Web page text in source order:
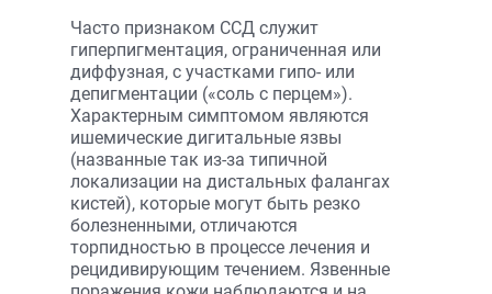
Часто признаком ССД служит
гиперпигментация, ограниченная или
диффузная, с участками гипо- или
депигментации («соль с перцем»).
Характерным симптомом являются
ишемические дигитальные язвы
(названные так из-за типичной
локализации на дистальных фалангах
кистей), которые могут быть резко
болезненными, отличаются
торпидностью в процессе лечения и
рецидивирующим течением. Язвенные